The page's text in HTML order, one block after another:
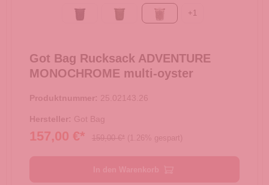
Black algae multi-oyster
+1
Got Bag Rucksack ADVENTURE
MONOCHROME multi-oyster
Produktnummer: 25.02143.26
Hersteller: Got Bag
157,00 €* 159,00 €* (1.26% gespart)